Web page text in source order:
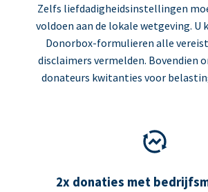
Zelfs liefdadigheidsinstellingen
voldoen aan de lokale wetgeving. U
Donorbox-formulieren alle
disclaimers vermelden. Bovendien
donateurs kwitanties voor
2x donaties met